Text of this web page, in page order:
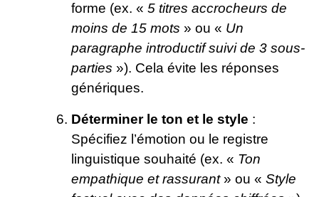
forme (ex. « 5 titres accrocheurs de
moins de 15 mots » ou « Un
paragraphe introductif suivi de 3 sous-
parties »). Cela évite les réponses
génériques.
Déterminer le ton et le style :
Spécifiez l’émotion ou le registre
linguistique souhaité (ex. « Ton
empathique et rassurant» ou « Style